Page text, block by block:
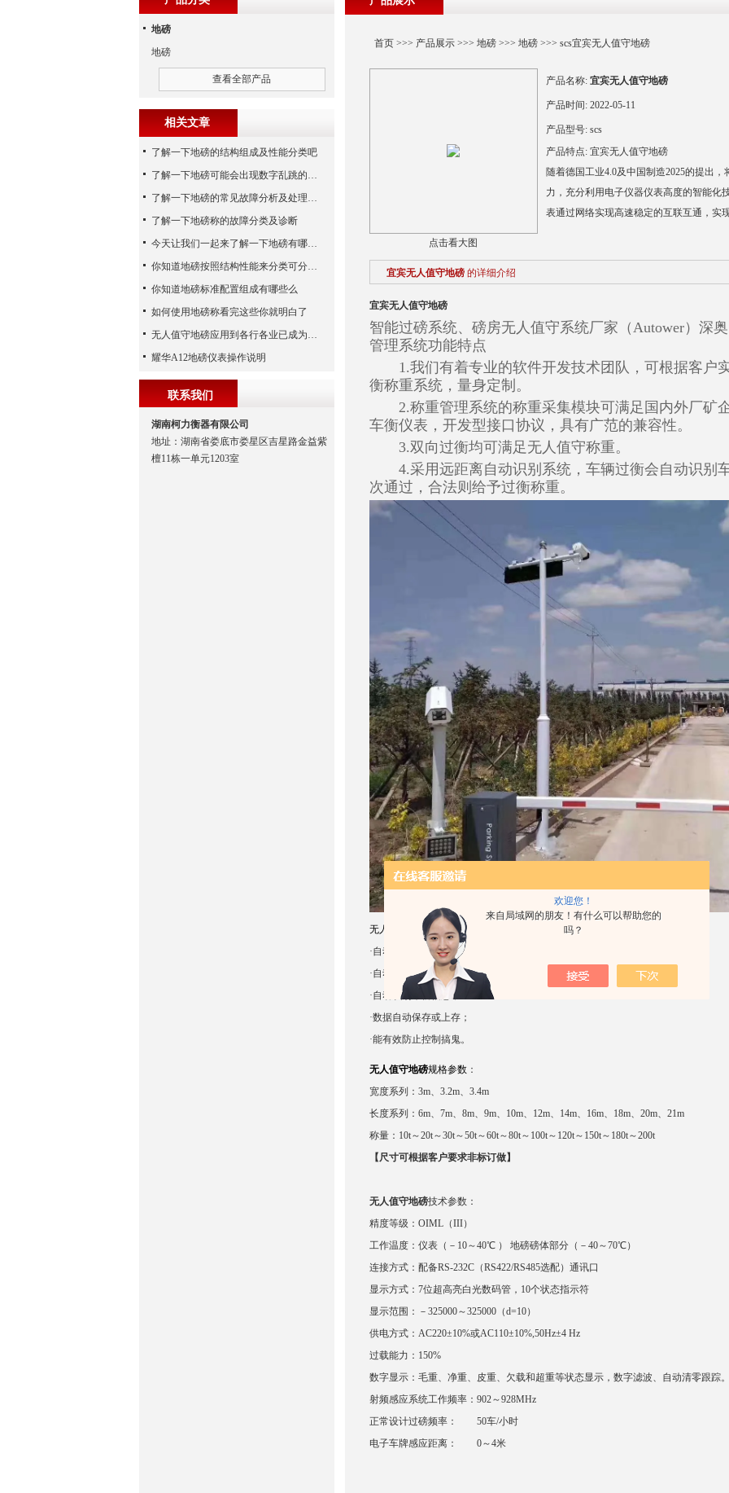
欢迎您！
来自局域网的朋友！有什么可以帮助您的
吗？
首页>>> 产品展示>>> 地磅>>> 地磅>>> scs宜宾无人值守地磅
点击看大图
产品名称: 宜宾无人值守地磅
产品时间: 2022-05-11
产品型号: scs
产品特点: 宜宾无人值守地磅
随着德国工业4.0及中国制造2025的提出
力，充分利用电子仪器仪表高度的智能化
表通过网络实现高速稳定的互联互通，实
宜宾无人值守地磅 的详细介绍
宜宾无人值守地磅
智能过磅系统、磅房无人值守系统厂家（Autower）深
管理系统功能特点
1.我们有着专业的软件开发技术团队，可根据客户
衡称重系统，量身定制。
2.称重管理系统的称重采集模块可满足国内外厂矿
车衡仪表，开发型接口协议，具有广范的兼容性。
3.双向过衡均可满足无人值守称重。
4.采用远距离自动识别系统，车辆过衡会自动识别
次通过，合法则给予过衡称重。
无人值守地磅主要特点：
·自动称重，无须人工干预；
·自动引导车辆上下秤；
·自动识别车辆信息；
·数据自动保存或上存；
·能有效防止控制搞鬼。
无人值守地磅规格参数：
宽度系列：3m、3.2m、3.4m
长度系列：6m、7m、8m、9m、10m、12m、14m、16m、18m、20m、21m
称量：10t～20t～30t～50t～60t～80t～100t～120t～150t～180t～200t
【尺寸可根据客户要求非标订做】
无人值守地磅技术参数：
精度等级：OIML（III）
工作温度：仪表（－10～40℃ ） 地磅磅体部分（－40～70℃）
连接方式：配备RS-232C（RS422/RS485选配）通讯口
显示方式：7位超高亮白光数码管，10个状态指示符
显示范围：－325000～325000（d=10）
供电方式：AC220±10%或AC110±10%,50Hz±4 Hz
过载能力：150%
数字显示：毛重、净重、皮重、欠载和超重等状态显示，数字滤波、自动清零跟踪
射频感应系统工作频率：902～928MHz
正常设计过磅频率： 50车/小时
电子车牌感应距离： 0～4米
地磅
地磅
查看全部产品
相关文章
了解一下地磅的结构组成及性能分类吧
了解一下地磅可能会出现数字乱跳的原因
了解一下地磅的常见故障分析及处理方法
了解一下地磅称的故障分类及诊断
今天让我们一起来了解一下地磅有哪些特点吧
你知道地磅按照结构性能来分类可分为哪些么
你知道地磅标准配置组成有哪些么
如何使用地磅称看完这些你就明白了
无人值守地磅应用到各行各业已成为称重历史发展的潮流
耀华A12地磅仪表操作说明
联系我们
湖南柯力衡器有限公司
地址：湖南省娄底市娄星区吉星路金益紫
檀11栋一单元1203室